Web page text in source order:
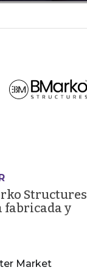
Structures
y
Market